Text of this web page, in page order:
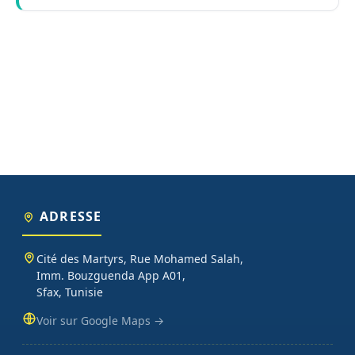
ADRESSE
Cité des Martyrs, Rue Mohamed Salah,
Imm. Bouzguenda App A01,
Sfax, Tunisie
Voir sur Google Maps →